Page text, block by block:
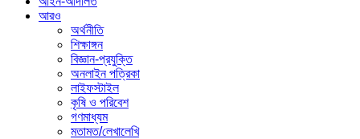
আরও
অর্থনীতি
শিক্ষাঙ্গন
বিজ্ঞান-প্রযুক্তি
অনলাইন পত্রিকা
লাইফস্টাইল
কৃষি ও পরিবেশ
গণমাধ্যম
মতামত/লেখালেখি